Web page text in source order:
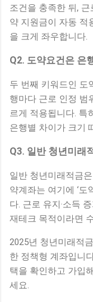
조건을 충족한 뒤,
약 지원금이 자동 적
을 크게 좌우합니다.
Q2. 도약요건은 은
두 번째 키워드인 도
행마다 근로 인정 범
르게 적용됩니다. 특
은행별 차이가 크기
Q3. 일반 청년미래
일반 청년미래적금
약계좌는 여기에 ‘도
다. 근로 유지·소득
재테크 목적이라면
2025년 청년미래적
한 정책형 계좌입니
택을 확인하고 가입
세요.